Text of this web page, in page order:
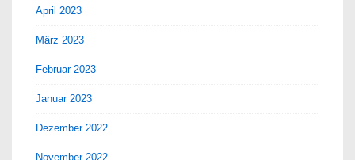
April 2023
März 2023
Februar 2023
Januar 2023
Dezember 2022
November 2022